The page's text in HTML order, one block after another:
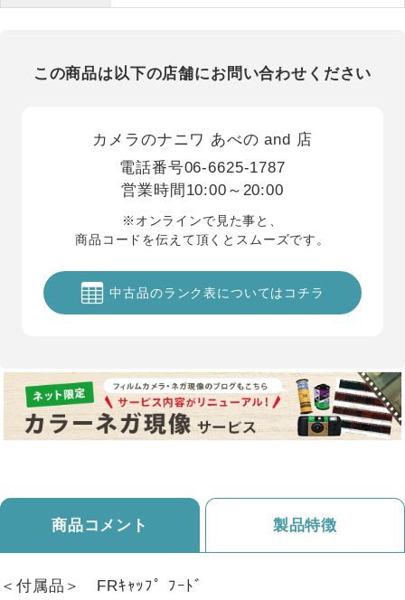
この商品は以下の店舗にお問い合わせください
カメラのナニワ あべの and 店
電話番号06-6625-1787
営業時間 10:00～20:00
※オンラインで見た事と、
商品コードを伝えて頂くとスムーズです。
中古品のランク表についてはコチラ
商品コメント 製品特徴
＜付属品＞ FRｷｬｯﾌﾟ ﾌｰﾄﾞ